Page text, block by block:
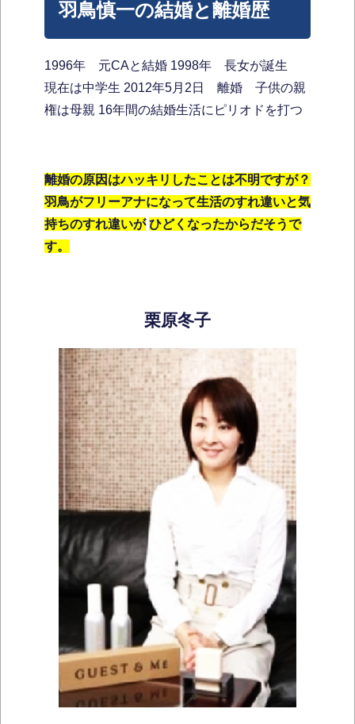
羽鳥慎一の結婚と離婚歴
1996年 元CAと結婚 1998年 長女が誕生
現在は中学生 2012年5月2日 離婚 子供の親
権は母親 16年間の結婚生活にピリオドを打つ
離婚の原因はハッキリしたことは不明ですが？
羽鳥がフリーアナになって生活のすれ違いと気
持ちのすれ違いが ひどくなったからだそうで
す。
栗原冬子